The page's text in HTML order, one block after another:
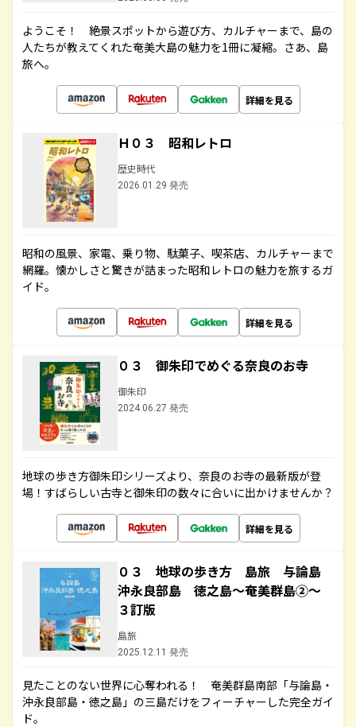
ようこそ！ 絶景スポットから遊び方、カルチャーまで、島の
人たちが教えてくれた奄美大島の魅力を1冊に凝縮。さあ、島
旅へ。
詳細を見る
Ｈ０３ 昭和レトロ
歴史時代
2026.01.29 発売
昭和の風景、家電、乗り物、駄菓子、喫茶店、カルチャーまで
網羅。懐かしさと驚きが詰まった昭和レトロの魅力を旅するガ
イド。
詳細を見る
０３ 御朱印でめぐる奈良のお寺
御朱印
2024.06.27 発売
地球の歩き方御朱印シリーズより、奈良のお寺の最新版が登
場！すばらしい古寺と御朱印の数々に合いに出かけませんか？
詳細を見る
０３ 地球の歩き方 島旅 与論島
沖永良部島 徳之島～奄美群島②～
３訂版
島旅
2025.12.11 発売
見たことのない世界に心奪われる！ 奄美群島南部「与論島・
沖永良部島・徳之島」の三島だけをフィーチャーした完全ガイ
ド。